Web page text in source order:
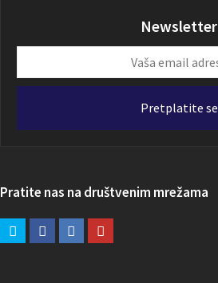
Newsletter
email
Pretplatite se
Pratite nas na društvenim mrežama